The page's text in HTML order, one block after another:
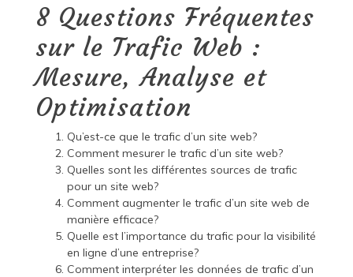
8 Questions Fréquentes
sur le Trafic Web :
Mesure, Analyse et
Optimisation
Qu’est-ce que le trafic d’un site web?
Comment mesurer le trafic d’un site web?
Quelles sont les différentes sources de trafic
pour un site web?
Comment augmenter le trafic d’un site web de
manière efficace?
Quelle est l’importance du trafic pour la visibilité
en ligne d’une entreprise?
Comment interpréter les données de trafic d’un